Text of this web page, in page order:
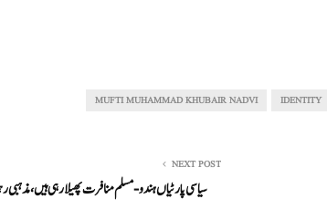
IDENTITY
MUFTI MUHAMMAD KHUBAIR NADVI
NEXT POST
سیاسی پارٹیاں ہندو-مسلم منافرت پھیلارہی ہیں، مذہبی